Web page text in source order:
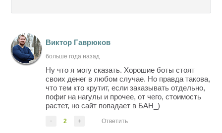
Виктор Гаврюков
больше года назад
Ну что я могу сказать. Хорошие боты стоят
своих денег в любом случае. Но правда такова,
что тем кто крутит, если заказывать отдельно,
пофиг на нагулы и прочее, от чего, стоимость
растет, но сайт попадает в БАН_)
- 2 + Ответить